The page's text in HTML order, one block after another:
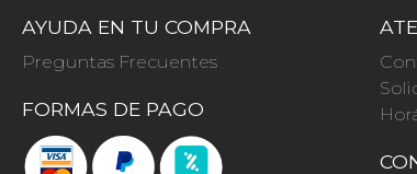
AYUDA EN TU COMPRA
Preguntas Frecuentes
FORMAS DE PAGO